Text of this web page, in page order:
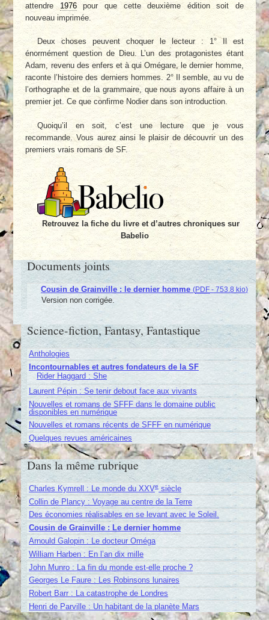
attendre 1976pour que cette deuxième édition soit de
nouveau imprimée.
Deux choses peuvent choquer le lecteur : 1° Il est
énormément question de Dieu. L’un des protagonistes étant
Adam, revenu des enfers et à qui Omégare, le dernier homme,
raconte l’histoire des derniers hommes. 2° Il semble, au vu de
l’orthographe et de la grammaire, que nous ayons affaire à un
premier jet. Ce que confirme Nodier dans son introduction.
Quoiqu’il en soit, c’est une lecture que je vous
recommande. Vous aurez ainsi le plaisir de découvrir un des
premiers vrais romans de SF.
Retrouvez la fiche du livre et d’autres chroniques sur
Babelio
Documents joints
Cousin de Grainville : le dernier homme (PDF- 753.8 kio)
Version non corrigée.
Science-fiction, Fantasy, Fantastique
Anthologies
Incontournables et autres fondateurs de la SF
Rider Haggard : She
Laurent Pépin : Se tenir debout face aux vivants
Nouvelles et romans de SFFF dans le domaine public
disponibles en numérique
Nouvelles et romans récents de SFFF en numérique
Quelques revues américaines
Dans la même rubrique
Charles Kymrell : Le monde du XXVesiècle
Collin de Plancy : Voyage au centre de la Terre
Des économies réalisables en se levant avec le Soleil.
Cousin de Grainville : Le dernier homme
Arnould Galopin : Le docteur Oméga
William Harben : En l’an dix mille
John Munro : La fin du monde est-elle proche ?
Georges Le Faure : Les Robinsons lunaires
Robert Barr : La catastrophe de Londres
Henri de Parville : Un habitant de la planète Mars